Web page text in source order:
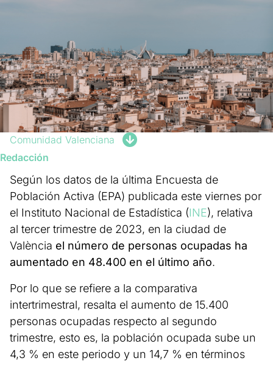
Comunidad Valenciana
Redacción
Según los datos de la última Encuesta de
Población Activa (EPA) publicada este viernes por
el Instituto Nacional de Estadística (INE), relativa
al tercer trimestre de 2023, en la ciudad de
València el número de personas ocupadas ha
aumentado en 48.400 en el último año.
Por lo que se refiere a la comparativa
intertrimestral, resalta el aumento de 15.400
personas ocupadas respecto al segundo
trimestre, esto es, la población ocupada sube un
4,3 % en este periodo y un 14,7 % en términos